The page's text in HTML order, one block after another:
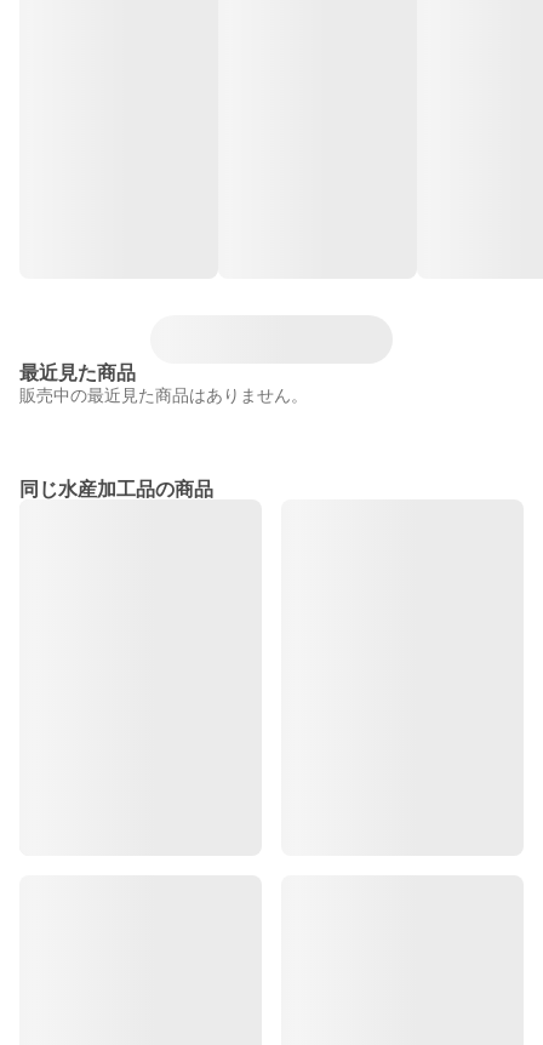
最近見た商品
販売中の最近見た商品はありません。
同じ水産加工品の商品